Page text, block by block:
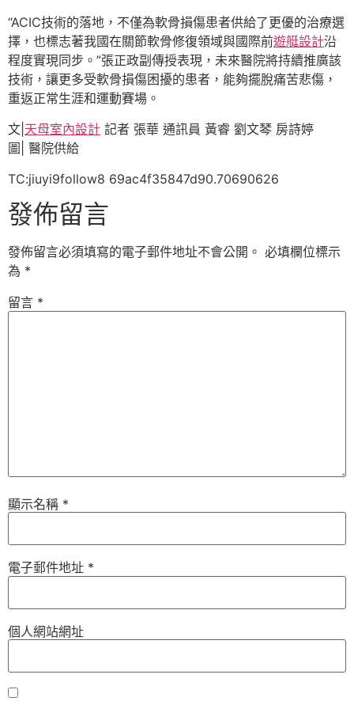
“ACIC技術的落地，不僅為軟骨損傷患者供給了更優的治療選
擇，也標志著我國在關節軟骨修復領域與國際前遊艇設計沿
程度實現同步。”張正政副傳授表現，未來醫院將持續推廣該
技術，讓更多受軟骨損傷困擾的患者，能夠擺脫痛苦悲傷，
重返正常生涯和運動賽場。
文| 天母室內設計 記者 張華 通訊員 黃睿 劉文琴 房詩婷
圖| 醫院供給
TC:jiuyi9follow8 69ac4f35847d90.70690626
發佈留言
發佈留言必須填寫的電子郵件地址不會公開。 必填欄位標示
為 *
留言 *
顯示名稱 *
電子郵件地址 *
個人網站網址